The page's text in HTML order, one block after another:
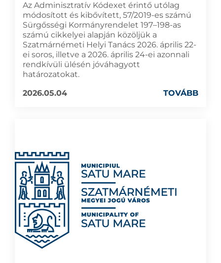
Az Adminisztratív Kódexet érintő utólag
módosított és kibővített, 57/2019-es számú
Sürgősségi Kormányrendelet 197–198-as
számú cikkelyei alapján közöljük a
Szatmárnémeti Helyi Tanács 2026. április 22-
ei soros, illetve a 2026. április 24-ei azonnali
rendkívüli ülésén jóváhagyott
határozatokat.
2026.05.04
TOVÁBB